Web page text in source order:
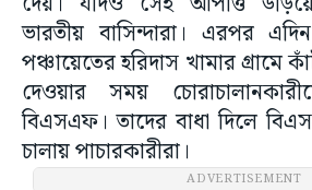
ভারতীয় বাসিন্দারা। এরপর
পঞ্চায়েতের হরিদাস খামার গ্রামে
দেওয়ার সময়
বিএসএফ। তাদের বাধা দিলে
চালায় পাচারকারীরা।
ADVERTISEMENT